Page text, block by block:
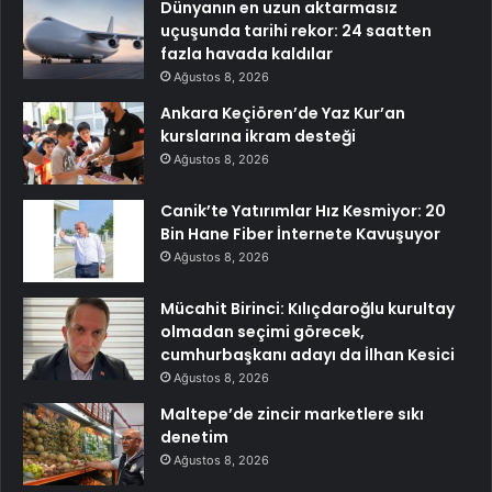
Dünyanın en uzun aktarmasız
uçuşunda tarihi rekor: 24 saatten
fazla havada kaldılar
Ağustos 8, 2026
Ankara Keçiören’de Yaz Kur’an
kurslarına ikram desteği
Ağustos 8, 2026
Canik’te Yatırımlar Hız Kesmiyor: 20
Bin Hane Fiber İnternete Kavuşuyor
Ağustos 8, 2026
Mücahit Birinci: Kılıçdaroğlu kurultay
olmadan seçimi görecek,
cumhurbaşkanı adayı da İlhan Kesici
Ağustos 8, 2026
Maltepe’de zincir marketlere sıkı
denetim
Ağustos 8, 2026